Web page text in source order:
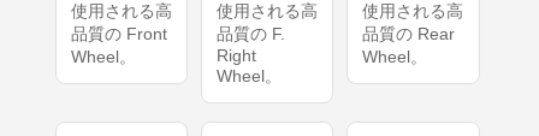
使用される高
品質の Front
Wheel。
使用される高
品質の F.
Right
Wheel。
使用される高
品質の Rear
Wheel。